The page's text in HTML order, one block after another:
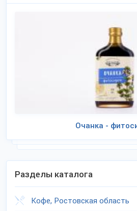
Очанка -
Разделы каталога
Кофе, Ростовская область